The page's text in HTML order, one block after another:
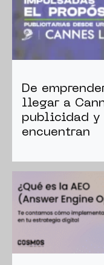
De
llegar a
publicidad y
encuentran